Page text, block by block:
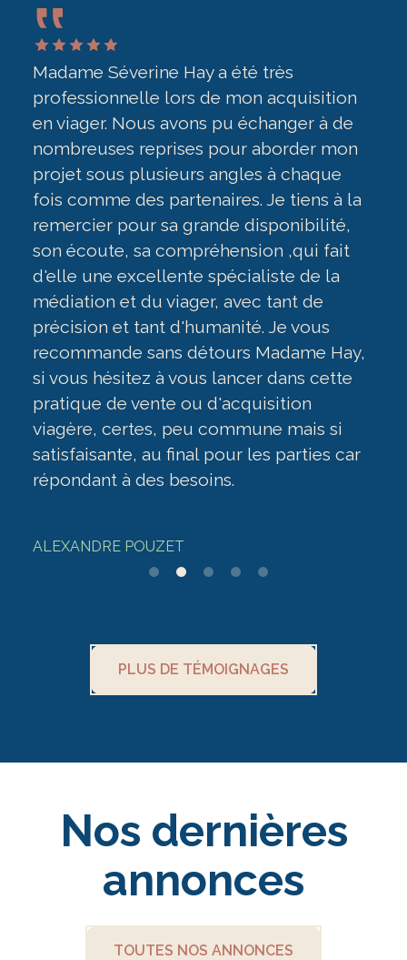
très
acquisition
échanger à de
aborder mon
à chaque
Je tiens à la
disponibilité,
,qui fait
de la
tant de
Je vous
Madame Hay,
dans cette
mais si
les parties car
Je tiens tout d'abord à vous
toute ma gratitude pour la
vente du bien que je vous ai
s'est parfaitement déroulé. Vous
faire preuve d'un
d'une implication dans cette
bienveillance, gentillesse et un
sérieux et organisé. Je vous
donc pour tout le travail fourni
manquerai pas de vous
dans mon entourage. Je vous
Séverine, une bonne
beaucoup de succès dans vos
aventures commerciales..
NOELLE SEBY
PLUS DE TÉMOIGNAGES
Nos dernières
annonces
TOUTES NOS ANNONCES